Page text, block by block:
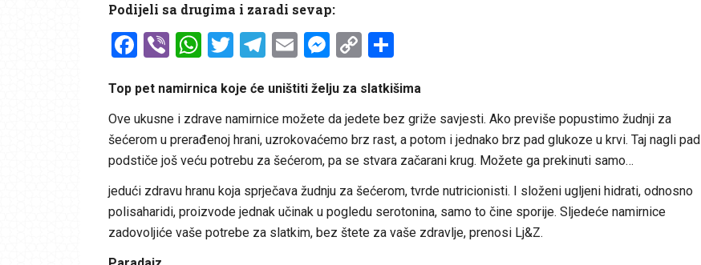
Podijeli sa drugima i zaradi sevap:
Facebook
ViberWhatsApp
Twitter
Telegram
EmailMessenger
CopyShare
Top pet namirnica koje će uništiti želju za slatkišima
Ove ukusne i zdrave namirnice možete da jedete bez griže savjesti. Ako previše popustimo žudnji za
šećerom u prerađenoj hrani, uzrokovaćemo brz rast, a potom i jednako brz pad glukoze u krvi. Taj nagli pad
podstiče još veću potrebu za šećerom, pa se stvara začarani krug. Možete ga prekinuti samo…
jedući zdravu hranu koja sprječava žudnju za šećerom, tvrde nutricionisti. I složeni ugljeni hidrati, odnosno
polisaharidi, proizvode jednak učinak u pogledu serotonina, samo to čine sporije. Sljedeće namirnice
zadovoljiće vaše potrebe za slatkim, bez štete za vaše zdravlje, prenosi Lj&Z.